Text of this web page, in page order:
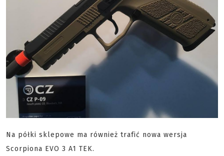
Na półki sklepowe ma również trafić nowa wersja
Scorpiona EVO 3 A1 TEK.